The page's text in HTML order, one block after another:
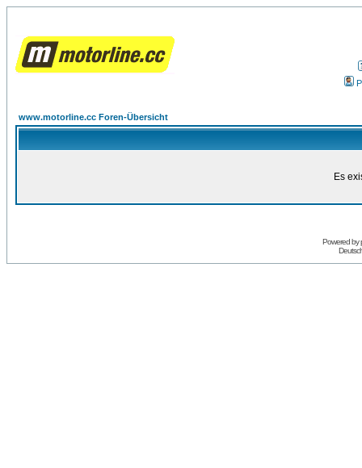
www.motorline.cc Foren-Übersicht
Es
Powered by